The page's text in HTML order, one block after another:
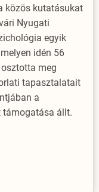
közös kutatásukat
Nyugati
egyik
idén 56
meg
tapasztalatait
a
támogatása állt.